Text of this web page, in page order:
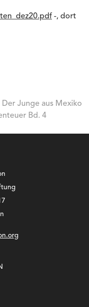
-, dort
Der Junge aus Mexiko
Bd. 4